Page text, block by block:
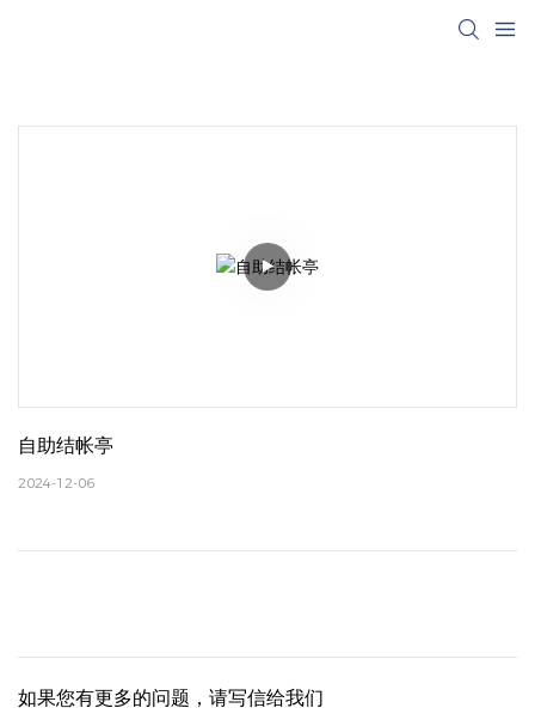
自助结帐亭
2024-12-06
如果您有更多的问题，请写信给我们